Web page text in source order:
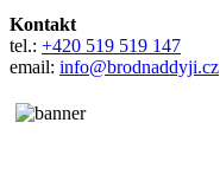
Kontakt
tel.: +420 519 519 147
email: info@brodnaddyji.cz